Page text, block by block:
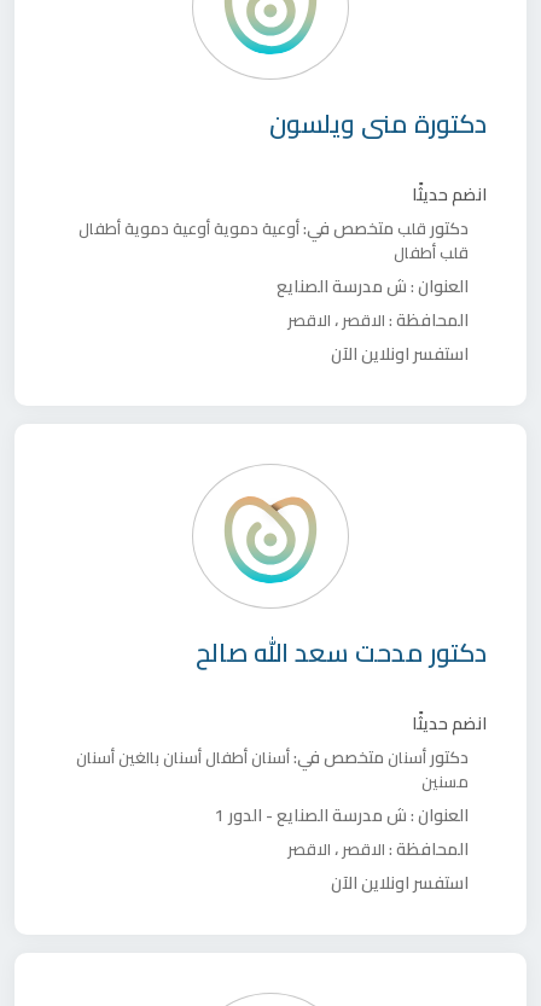
دكتورة منى ويلسون
انضم حديثًا
دكتور قلب متخصص في:أوعية دمويةأوعية دموية أطفال
قلب أطفال
العنوان :ش مدرسة الصنايع
المحافظة :الاقصر،الاقصر
استفسر اونلاين الآن
دكتورمدحت سعد الله صالح
انضم حديثًا
دكتورأسنان متخصص في:أسنان أطفالأسنان بالغينأسنان
مسنين
العنوان :ش مدرسة الصنايع - الدور 1
المحافظة :الاقصر،الاقصر
استفسر اونلاين الآن